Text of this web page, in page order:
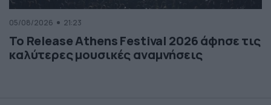
05/08/2026 21:23
Το Release Athens Festival 2026 άφησε τις
καλύτερες μουσικές αναμνήσεις